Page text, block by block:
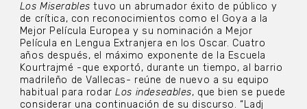
Los Miserablestuvo un abrumador éxito de público y
de crítica, con reconocimientos como el Goya a la
Mejor Película Europea y su nominación a Mejor
Película en Lengua Extranjera en los Oscar. Cuatro
años después, el máximo exponente de la Escuela
Kourtrajmé -que exportó, durante un tiempo, al barrio
madrileño de Vallecas- reúne de nuevo a su equipo
habitual para rodarLos indeseables, que bien se puede
considerar una continuación de su discurso. “Ladj